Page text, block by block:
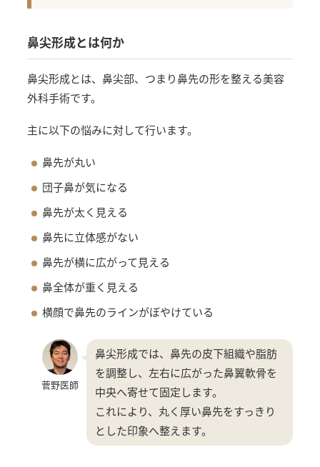
鼻尖形成とは何か
鼻尖形成とは、鼻尖部、つまり鼻先の形を整える美容
外科手術です。
主に以下の悩みに対して行います。
鼻先が丸い
団子鼻が気になる
鼻先が太く見える
鼻先に立体感がない
鼻先が横に広がって見える
鼻全体が重く見える
横顔で鼻先のラインがぼやけている
菅野医師
鼻尖形成では、鼻先の皮下組織や脂肪
を調整し、左右に広がった鼻翼軟骨を
中央へ寄せて固定します。
これにより、丸く厚い鼻先をすっきり
とした印象へ整えます。